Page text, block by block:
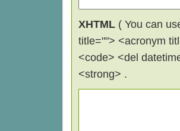
XHTML ( You can
title=""> <acronym
<code> <del
<strong> .